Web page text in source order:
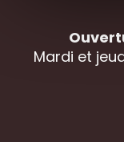
Mardi et